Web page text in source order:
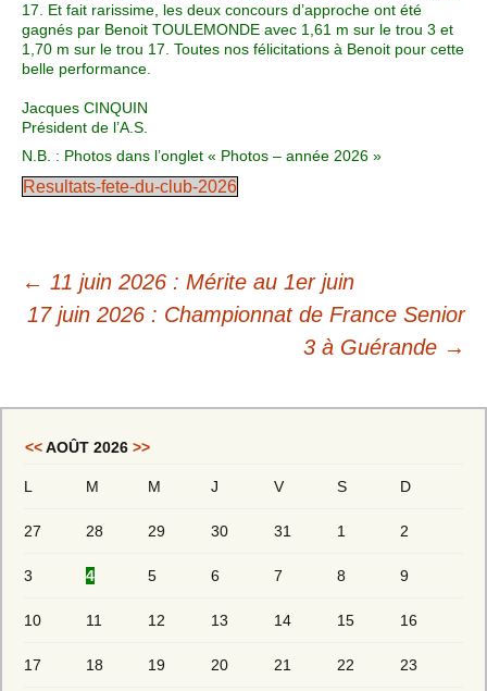
17. Et fait rarissime, les deux concours d’approche ont été
gagnés par Benoit TOULEMONDE avec 1,61 m sur le trou 3 et
1,70 m sur le trou 17. Toutes nos félicitations à Benoit pour cette
belle performance.
Jacques CINQUIN
Président de l’A.S.
N.B. : Photos dans l’onglet « Photos – année 2026 »
Resultats-fete-du-club-2026
Navigation
des
← 11 juin 2026 : Mérite au 1er juin
17 juin 2026 : Championnat de France Senior
3 à Guérande →
<<AOÛT 2026 >>
L M M J V S D
27 28 29 30 31 1 2
3 4 5 6 7 8 9
10 11 12 13 14 15 16
17 18 19 20 21 22 23